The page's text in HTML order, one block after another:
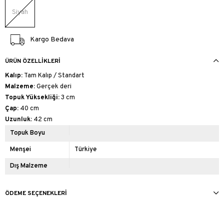
Siyah
Kargo Bedava
ÜRÜN ÖZELLIKLERI
Kalıp: Tam Kalıp / Standart
Malzeme:Gerçek deri
Topuk Yüksekliği:3 cm
Çap: 40 cm
Uzunluk: 42 cm
Topuk Boyu
Menşei Türkiye
Dış Malzeme
ÖDEME SEÇENEKLERI